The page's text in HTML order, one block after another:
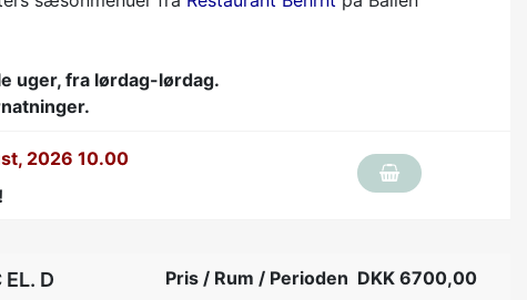
uger, fra lørdag-lørdag.
2026 10.00
D Pris / Rum / Perioden DKK 6700,00